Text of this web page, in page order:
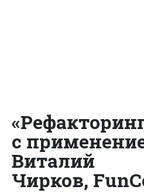
с
Виталий
Чирков,